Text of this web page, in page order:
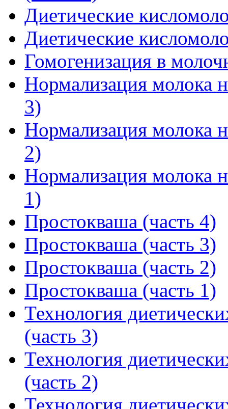
Диетические
Диетические
Гомогенизация в
Нормализация молока
3)
Нормализация молока
2)
Нормализация молока
1)
Простокваша (часть 4)
Простокваша (часть 3)
Простокваша (часть 2)
Простокваша (часть 1)
Технология
(часть 3)
Технология
(часть 2)
Технология